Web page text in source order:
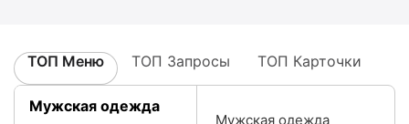
ТОП Меню ТОП Запросы ТОП Карточки
Мужская одежда
Мужская одежда